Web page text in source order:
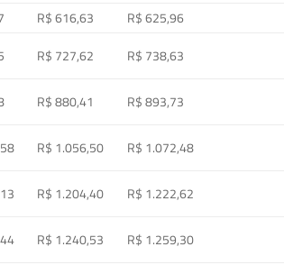
R$ 616,63 R$ 625,96
R$ 727,62 R$ 738,63
R$ 880,41 R$ 893,73
R$ 1.056,50 R$ 1.072,48
R$ 1.204,40 R$ 1.222,62
R$ 1.240,53 R$ 1.259,30